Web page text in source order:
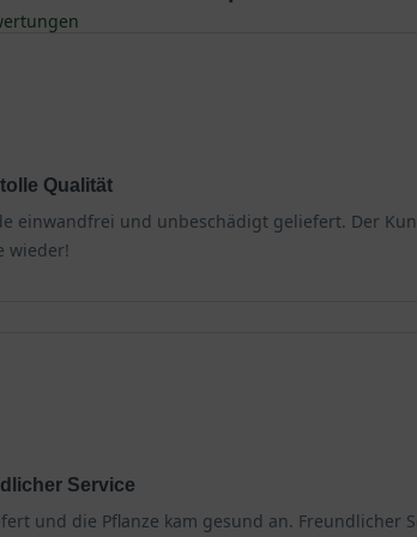
Qualität
einwandfrei und unbeschädigt geliefert. Der
wieder!
Service
und die Pflanze kam gesund an.